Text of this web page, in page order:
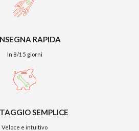
RAPIDA
In 8/15 giorni
SEMPLICE
Veloce e intuitivo